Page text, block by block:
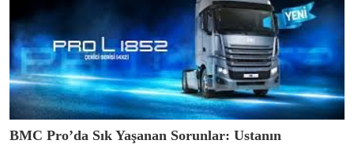
BMC Pro’da Sık Yaşanan Sorunlar: Ustanın